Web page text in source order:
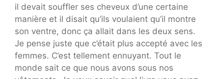
il devait souffler ses cheveux d’une certaine
manière et il disait qu’ils voulaient qu’il montre
son ventre, donc ça allait dans les deux sens.
Je pense juste que c’était plus accepté avec les
femmes. C’est tellement ennuyant. Tout le
monde sait ce que nous avons sous nos